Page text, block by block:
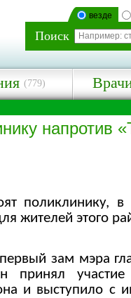
везде
Поиск
(779)
напротив
поликлинику,
жителей этого
зам мэра
принял
и выступило с